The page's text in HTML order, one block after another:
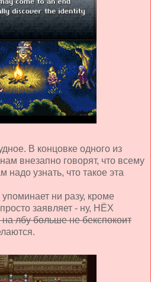
В концовке одного из
внезапно говорят, что всему
узнать, что такое эта
ни разу, кроме
заявляет - ну, НЁХ
лбу больше не бекспокоит